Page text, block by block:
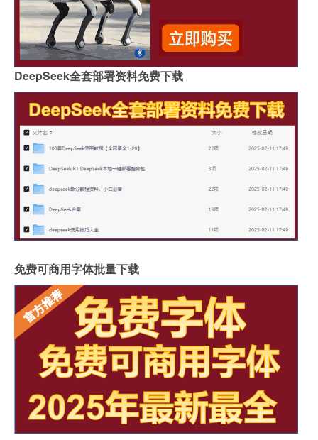
DeepSeek全套部署资料免费下载
免费可商用字体批量下载